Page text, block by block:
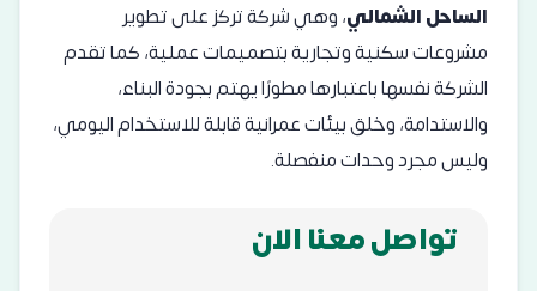
الساحل الشمالي، وهي شركة تركز على تطوير
مشروعات سكنية وتجارية بتصميمات عملية، كما تقدم
الشركة نفسها باعتبارها مطورًا يهتم بجودة البناء،
والاستدامة، وخلق بيئات عمرانية قابلة للاستخدام اليومي،
وليس مجرد وحدات منفصلة.
تواصل معنا الان